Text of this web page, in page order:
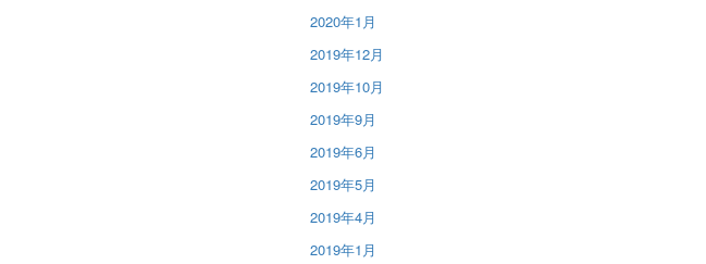
2020年1月
2019年12月
2019年10月
2019年9月
2019年6月
2019年5月
2019年4月
2019年1月